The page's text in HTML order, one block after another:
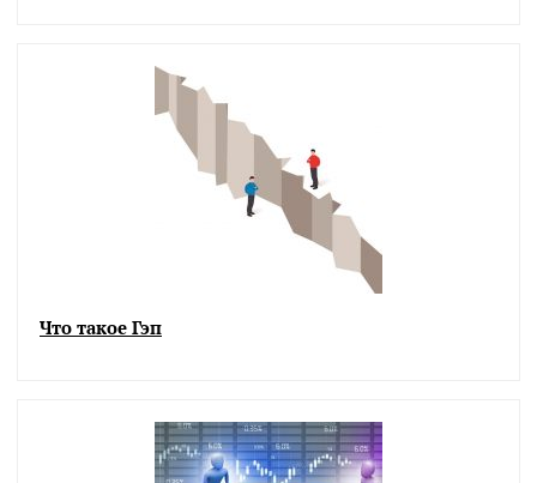
Что такое Гэп